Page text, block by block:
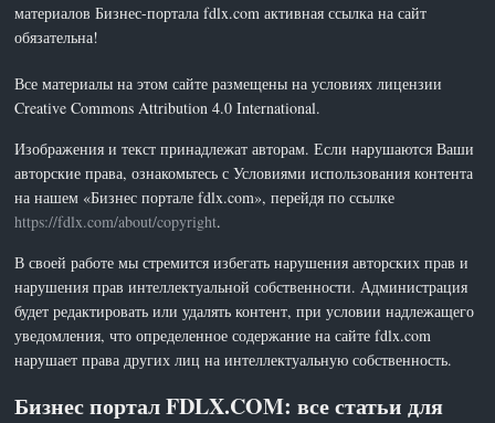
материалов Бизнес-портала fdlx.com активная ссылка на сайт
обязательна!
Все материалы на этом сайте размещены на условиях лицензии
Creative Commons Attribution 4.0 International.
Изображения и текст принадлежат авторам. Если нарушаются Ваши
авторские права, ознакомьтесь с Условиями использования контента
на нашем «Бизнес портале fdlx.com», перейдя по ссылке
https://fdlx.com/about/copyright.
В своей работе мы стремится избегать нарушения авторских прав и
нарушения прав интеллектуальной собственности. Администрация
будет редактировать или удалять контент, при условии надлежащего
уведомления, что определенное содержание на сайте fdlx.com
нарушает права других лиц на интеллектуальную собственность.
Бизнес портал FDLX.COM: все статьи для